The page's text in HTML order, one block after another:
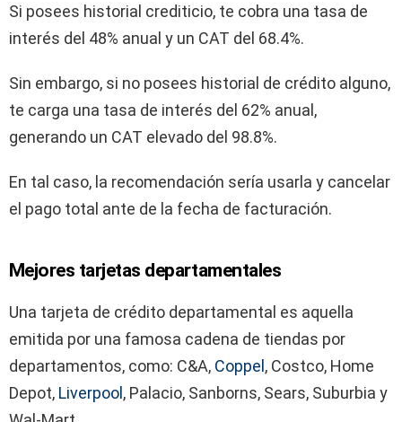
Si posees historial crediticio, te cobra una tasa de
interés del 48% anual y un CAT del 68.4%.
Sin embargo, si no posees historial de crédito alguno,
te carga una tasa de interés del 62% anual,
generando un CAT elevado del 98.8%.
En tal caso, la recomendación sería usarla y cancelar
el pago total ante de la fecha de facturación.
Mejores tarjetas departamentales
Una tarjeta de crédito departamental es aquella
emitida por una famosa cadena de tiendas por
departamentos, como: C&A, Coppel , Costco, Home
Depot, Liverpool , Palacio, Sanborns, Sears, Suburbia y